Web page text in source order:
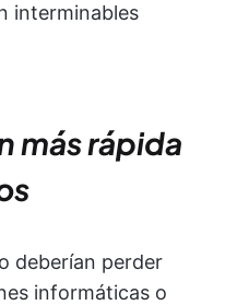
interminables
más rápida
deberían perder
informáticas o